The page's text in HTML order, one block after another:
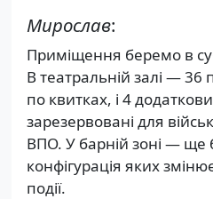
Мирослав:
Приміщення беремо в
В театральній залі — 36
по квитках, і 4
зарезервовані для
ВПО. У барній зоні — ще
конфігурація яких
події.